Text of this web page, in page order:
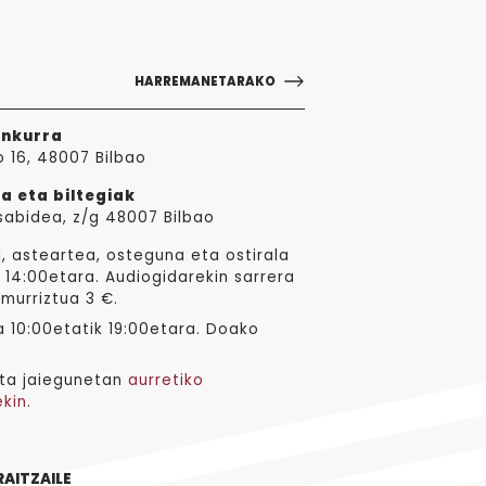
HARREMANETARAKO
16, 48007 Bilbao
eta biltegiak
z/g 48007 Bilbao
asteartea, osteguna eta ostirala
Audiogidarekin sarrera
3 €.
10:00etatik 19:00etara. Doako
jaiegunetan aurretiko
.